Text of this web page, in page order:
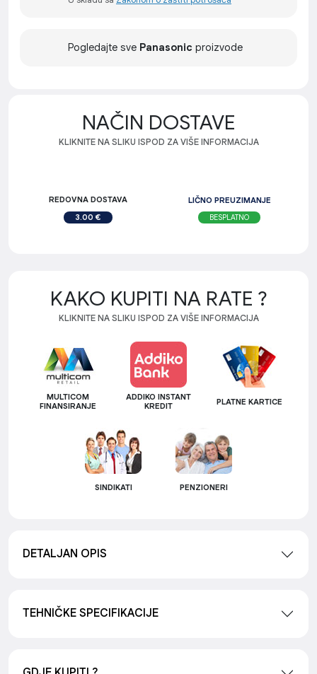
Pogledajte sve Panasonic proizvode
NAČIN DOSTAVE
KLIKNITE NA SLIKU ISPOD ZA VIŠE INFORMACIJA
REDOVNA DOSTAVA
3.00 €
LIČNO PREUZIMANJE
BESPLATNO
KAKO KUPITI NA RATE ?
KLIKNITE NA SLIKU ISPOD ZA VIŠE INFORMACIJA
MULTICOM
FINANSIRANJE
ADDIKO INSTANT
KREDIT
PLATNE KARTICE
SINDIKATI PENZIONERI
DETALJAN OPIS
TEHNIČKE SPECIFIKACIJE